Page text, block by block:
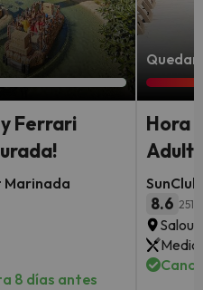
Ferrari
Marinada
8 días antes
Hora
8.6 251
Media